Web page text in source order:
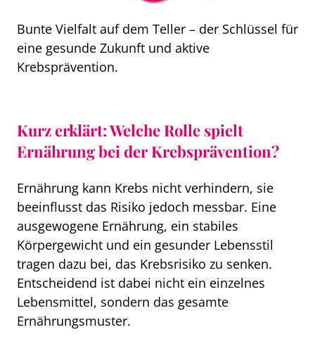
Bunte Vielfalt auf dem Teller – der Schlüssel für
eine gesunde Zukunft und aktive
Krebsprävention.
Kurz erklärt: Welche Rolle spielt
Ernährung bei der Krebsprävention?
Ernährung kann Krebs nicht verhindern, sie
beeinflusst das Risiko jedoch messbar. Eine
ausgewogene Ernährung, ein stabiles
Körpergewicht und ein gesunder Lebensstil
tragen dazu bei, das Krebsrisiko zu senken.
Entscheidend ist dabei nicht ein einzelnes
Lebensmittel, sondern das gesamte
Ernährungsmuster.